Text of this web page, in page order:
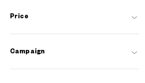
Price
Campaign